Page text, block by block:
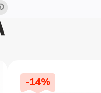
-14%